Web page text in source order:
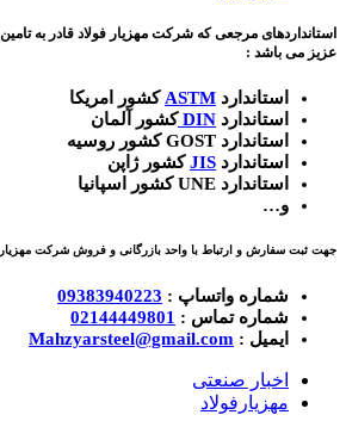
استانداردهای مرجعی که شرکت مهزیار فولاد قادر به
عزیز می باشد :
استاندارد ASTM کشور امریکا
استاندارد DIN کشور آلمان
استاندارد GOST کشور روسیه
استاندارد JISکشور ژاپن
استاندارد UNE کشور اسپانیا
و…
جهت ثبت سفارش و ارتباط با واحد بازرگانی و فروش شرکت مهزیار
شماره واتساپ : 09383940223
شماره تماس : 02144449801
ایمیل : Mahzyarsteel@gmail.com
اخبار صنعتی
مهزیارفولاد